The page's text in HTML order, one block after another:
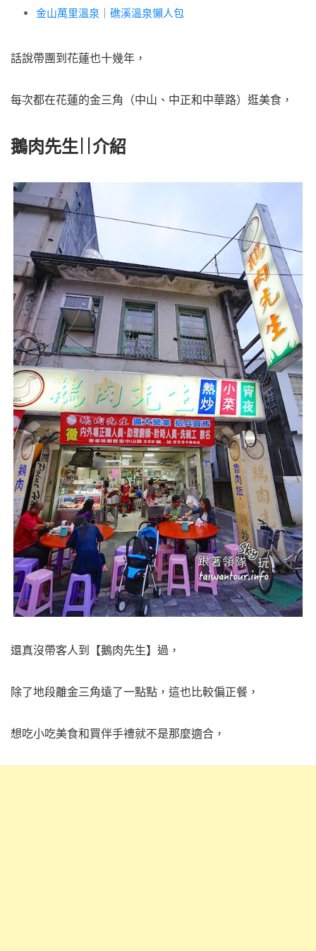
金山萬里溫泉
礁溪溫泉懶人包
話說帶團到花蓮也十幾年，
每次都在花蓮的金三角（中山、中正和中華路）逛美食，
鵝肉先生||介紹
還真沒帶客人到【鵝肉先生】過，
除了地段離金三角遠了一點點，這也比較偏正餐，
想吃小吃美食和買伴手禮就不是那麼適合，